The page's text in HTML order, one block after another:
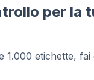
per la
1.000 etichette,